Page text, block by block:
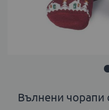
къмВълнени чорапи